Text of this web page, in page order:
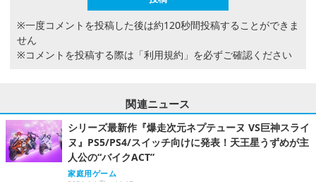
※一度コメントを投稿した後は約120秒間投稿することができま
せん
※コメントを投稿する際は 「利用規約」 を必ずご確認ください
関連ニュース
シリーズ最新作『爆走次元ネプテューヌ VS巨神スライ
ヌ』PS5/PS4/スイッチ向けに発表！天王星うずめが主
人公の“バイクACT”
家庭用ゲーム